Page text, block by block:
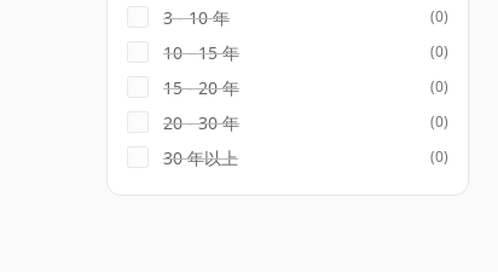
3 - 10 年 (0)
10 - 15 年 (0)
15 - 20 年 (0)
20 - 30 年 (0)
30 年以上 (0)